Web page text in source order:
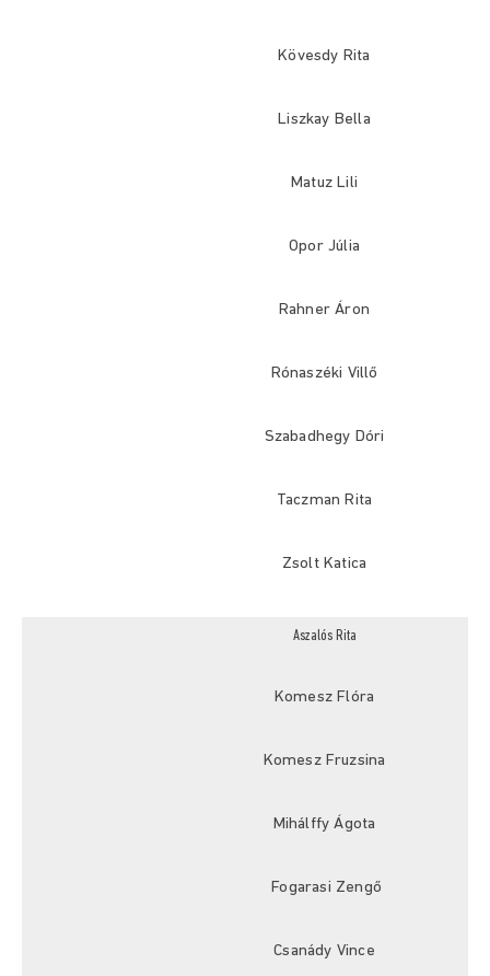
Kövesdy Rita
Liszkay Bella
Matuz Lili
Opor Júlia
Rahner Áron
Rónaszéki Villő
Szabadhegy Dóri
Taczman Rita
Zsolt Katica
Aszalós Rita
Komesz Flóra
Komesz Fruzsina
Mihálffy Ágota
Fogarasi Zengő
Csanády Vince